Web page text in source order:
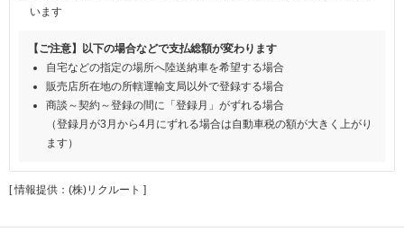
います
【ご注意】以下の場合などで支払総額が変わります
自宅などの指定の場所へ陸送納車を希望する場合
販売店所在地の所轄運輸支局以外で登録する場合
商談～契約～登録の間に「登録月」がずれる場合
（登録月が3月から4月にずれる場合は自動車税の額が大きく上がり
ます）
[ 情報提供：(株)リクルート ]